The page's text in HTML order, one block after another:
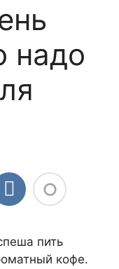
надо
пить
кофе.